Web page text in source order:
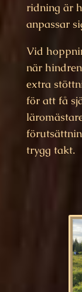
ridning är
anpassar
Vid
när
extra
för att få
trygg takt.